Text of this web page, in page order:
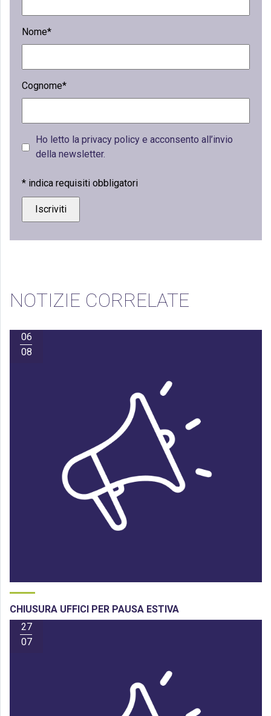
Nome*
Cognome*
Ho letto la privacy policy e acconsento all’invio
della newsletter.
* indica requisiti obbligatori
NOTIZIE CORRELATE
06
08
CHIUSURA UFFICI PER PAUSA ESTIVA
27
07